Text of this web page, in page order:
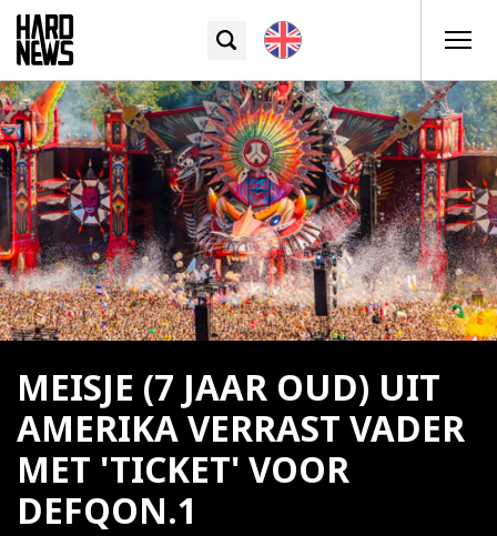
MEISJE (7 JAAR OUD) UIT
AMERIKA VERRAST VADER
MET 'TICKET' VOOR
DEFQON.1